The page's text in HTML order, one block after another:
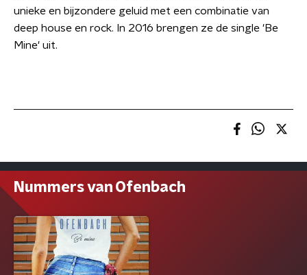
unieke en bijzondere geluid met een combinatie van
deep house en rock. In 2016 brengen ze de single 'Be
Mine' uit.
Nummers van Ofenbach